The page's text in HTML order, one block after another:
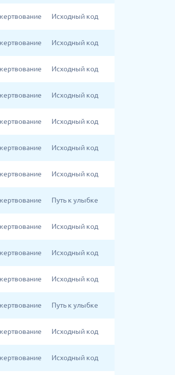
Исходный код
Исходный код
Исходный код
Исходный код
Исходный код
Исходный код
Исходный код
Путь к улыбке
Исходный код
Исходный код
Исходный код
Путь к улыбке
Исходный код
Исходный код